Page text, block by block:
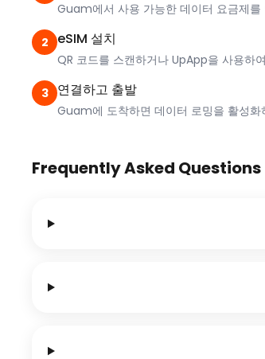
Guam에서 사용 가능한 데이터 요금제
2 eSIM 설치
QR 코드를 스캔하거나 UpApp을 사용하
3 연결하고 출발
Guam에 도착하면 데이터 로밍을 활성화
Frequently Asked Questions